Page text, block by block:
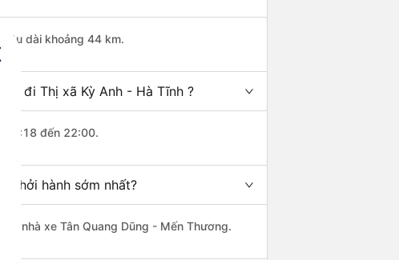
dài khoảng 44 km.
đi Thị xã Kỳ Anh - Hà Tĩnh ?
16:18 đến 22:00.
khởi hành sớm nhất?
nhà xe Tân Quang Dũng - Mến Thương.